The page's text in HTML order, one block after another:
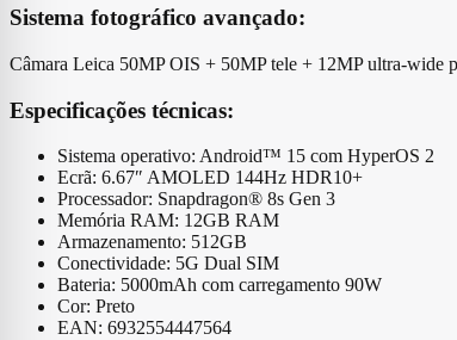
Sistema fotográfico avançado:
Câmara Leica 50MP OIS + 50MP tele + 12MP ultra-wide
Especificações técnicas:
Sistema operativo: Android™ 15 com HyperOS 2
Ecrã: 6.67″ AMOLED 144Hz HDR10+
Processador: Snapdragon® 8s Gen 3
Memória RAM: 12GB RAM
Armazenamento: 512GB
Conectividade: 5G Dual SIM
Bateria: 5000mAh com carregamento 90W
Cor: Preto
EAN: 6932554447564